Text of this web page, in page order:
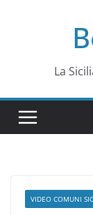
La
VIDEO COMUNI